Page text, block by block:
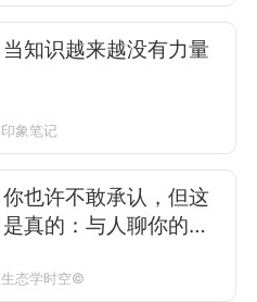
当知识越来越没有力量
印象笔记
你也许不敢承认，但这
是真的：与人聊你的科
了，不如与AI聊
生态学时空©